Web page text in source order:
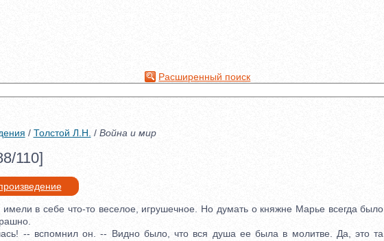
Расширенный поиск
/ Толстой Л.Н. / Война и мир
110]
в себе что-то веселое, игрушечное. Но думать о княжне Марье всегда было
-- вспомнил он. -- Видно было, что вся душа ее была в молитве. Да, это та